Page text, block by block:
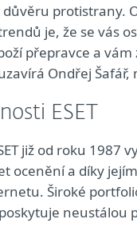
protistrany.
je, že se vás
přepravce a
Ondřej Šafář,
ESET
již od roku
ocenění a díky
Široké
neustálou